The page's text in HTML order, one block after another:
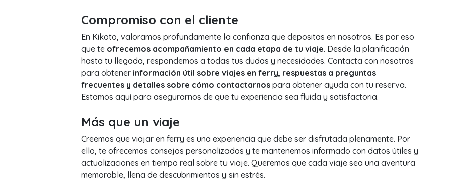
Compromiso con el cliente
En Kikoto, valoramos profundamente la confianza que depositas en nosotros. Es por eso
que te ofrecemos acompañamiento en cada etapa de tu viaje. Desde la planificación
hasta tu llegada, respondemos a todas tus dudas y necesidades. Contacta con nosotros
para obtener información útil sobre viajes en ferry, respuestas a preguntas
frecuentes y detalles sobre cómo contactarnospara obtener ayuda con tu reserva.
Estamos aquí para asegurarnos de que tu experiencia sea fluida y satisfactoria.
Más que un viaje
Creemos que viajar en ferry es una experiencia que debe ser disfrutada plenamente. Por
ello, te ofrecemos consejos personalizados y te mantenemos informado con datos útiles y
actualizaciones en tiempo real sobre tu viaje. Queremos que cada viaje sea una aventura
memorable, llena de descubrimientos y sin estrés.